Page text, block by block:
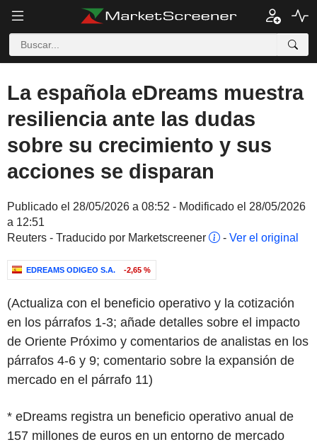
La española eDreams muestra
resiliencia ante las dudas
sobre su crecimiento y sus
acciones se disparan
Publicado el 28/05/2026 a 08:52 - Modificado el 28/05/2026
a 12:51
Reuters - Traducido por Marketscreener
- Ver el original
EDREAMS ODIGEO S.A. -2,65 %
(Actualiza con el beneficio operativo y la cotización
en los párrafos 1-3; añade detalles sobre el impacto
de Oriente Próximo y comentarios de analistas en los
párrafos 4-6 y 9; comentario sobre la expansión de
mercado en el párrafo 11)
* eDreams registra un beneficio operativo anual de
157 millones de euros en un entorno de mercado